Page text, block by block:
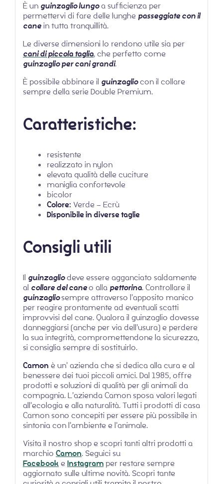
È un guinzaglio lungoa sufficienza per
permettervi di fare delle lunghe passeggiate con il
canein tutta tranquillità.
Le diverse dimensioni lo rendono utile sia per
cani di piccola taglia, che perfetto come
guinzaglio per cani grandi.
È possibile abbinare il guinzagliocon il collare
sempre della serie Double Premium.
Caratteristiche:
resistente
realizzato in nylon
elevata qualità delle cuciture
maniglia confortevole
bicolor
Colore: Verde – Ecrù
Disponibile in diverse taglie
Consigli utili
Il guinzagliodeve essere agganciato saldamente
al collare del caneo alla pettorina. Controllare il
guinzagliosempre attraverso l’apposito manico
per reagire prontamente ad eventuali scatti
improvvisi del cane. Qualora il guinzaglio dovesse
danneggiarsi (anche per via dell’usura) e perdere
la sua integrità, compromettendone la sicurezza,
si consiglia sempre di sostituirlo.
Camon è un’ azienda che si dedica alla cura e al
benessere dei tuoi piccoli amici. Dal 1985, offre
prodotti e soluzioni di qualità per gli animali da
compagnia. L’azienda Camon sposa valori legati
all’ecologia e alla naturalità. Tutti i prodotti di casa
Camon sono concepiti per essere più possibile in
sintonia con l’ambiente e l’animale.
Visita il nostro shop e scopri tanti altri prodotti a
marchio Camon. Seguici su
Facebooke Instagramper restare sempre
aggiornato sulle ultime novità. Scopri tante